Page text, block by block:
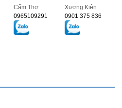
Cẩm Thơ
0965109291
Xương Kiên
0901 375 836